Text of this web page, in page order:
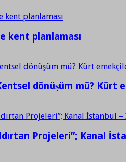
kent planlaması
dönüşüm mü? Kürt
Projeleri”; Kanal